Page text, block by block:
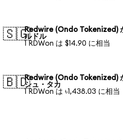
🇸🇬Redwire (Ondo Tokenized)
ルドル
1 RDWon は $14.90 に相当
🇧🇩Redwire (Ondo Tokenized)
シュ・タカ
1 RDWon は ৳1,438.03 に相当